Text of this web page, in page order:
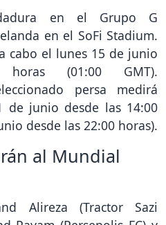
en el Grupo G
en el SoFi Stadium.
cabo el lunes 15 de junio
(01:00 GMT).
persa medirá
de junio desde las 14:00
desde las 22:00 horas).
al Mundial
Alireza (Tractor Sazi